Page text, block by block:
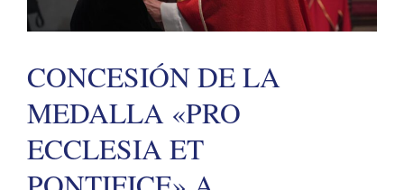
CONCESIÓN DE LA
MEDALLA «PRO
ECCLESIA ET